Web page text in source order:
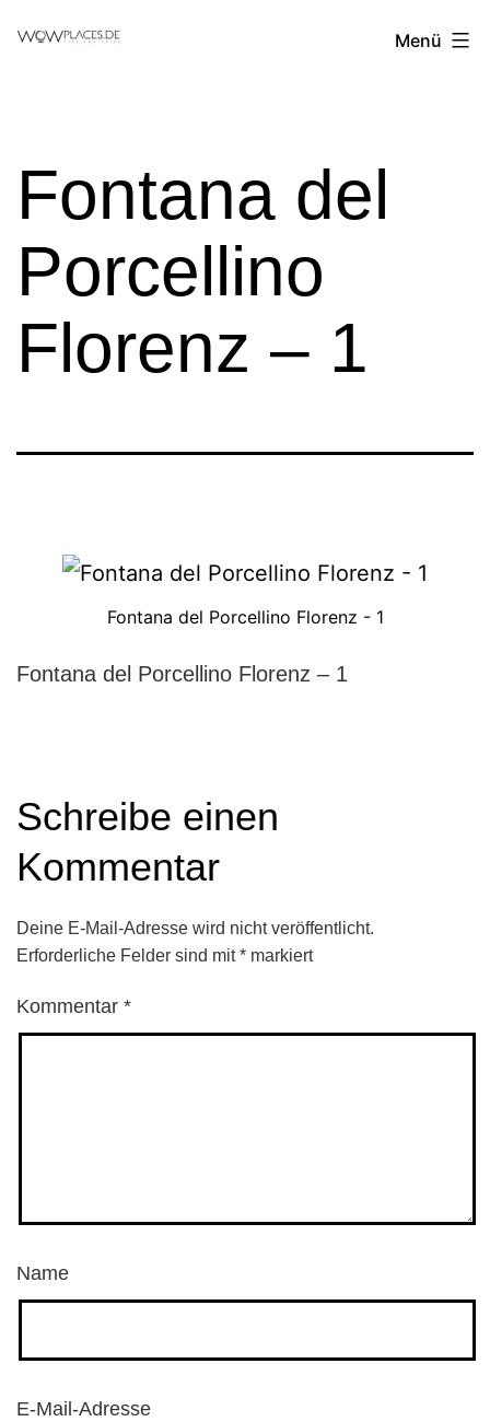
Reiseblog
Menü
Fontana del
Porcellino
Florenz – 1
Fontana del Porcellino Florenz - 1
Fontana del Porcellino Florenz – 1
Schreibe einen
Kommentar
Deine E-Mail-Adresse wird nicht veröffentlicht.
Erforderliche Felder sind mit* markiert
Kommentar *
Name
E-Mail-Adresse